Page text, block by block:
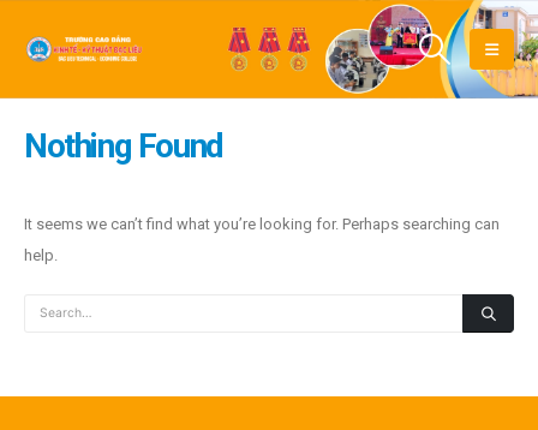
Nothing Found
It seems we can’t find what you’re looking for. Perhaps searching can
help.